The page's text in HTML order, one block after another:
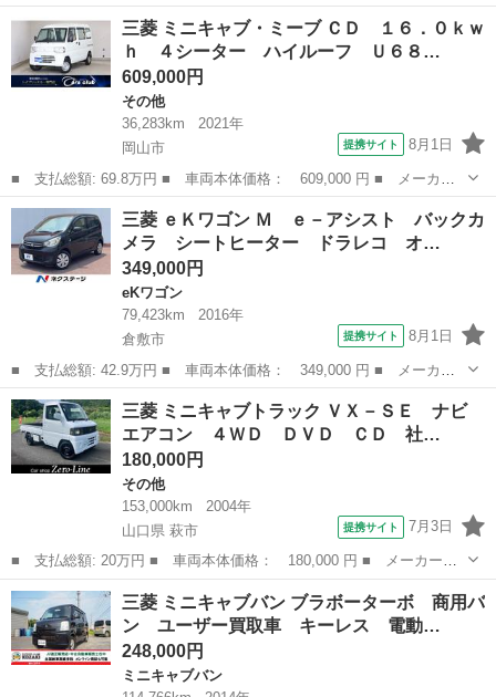
名： 三菱 ■ 車種名： ｅＫカスタム ■ グレード名： Ｔ イン
タークーラターボ ナビ、純正バックモニター・プッシュスタート・
キーレス・純...
岡山 総社市 その他
三菱 ミニキャブ・ミーブ ＣＤ １６．０ｋｗ
ｈ ４シーター ハイルーフ Ｕ６８…
609,000円
その他
36,283km
2021年
岡山市
提携サイト 8月1日
■ 支払総額: 69.8万円 ■ 車両本体価格： 609,000 円 ■ メーカー
名： 三菱 ■ 車種名： ミニキャブ・ミーブ ■ グレード名： Ｃ
Ｄ １６．０ｋｗｈ ４シーター ハイルーフ Ｕ６８Ｖ 残存率測
定済み８７．...
岡山 岡山市 その他
三菱 ｅＫワゴン Ｍ ｅ－アシスト バックカ
メラ シートヒーター ドラレコ オ…
349,000円
eKワゴン
79,423km
2016年
倉敷市
提携サイト 8月1日
■ 支払総額: 42.9万円 ■ 車両本体価格： 349,000 円 ■ メーカー
名： 三菱 ■ 車種名： ｅＫワゴン ■ グレード名： Ｍ ｅ－ア
シスト バックカメラ シートヒーター ドラレコ オートエアコ
ン Ｂｌｕｅｔ...
岡山 倉敷市 eKワゴン
三菱 ミニキャブトラック ＶＸ－ＳＥ ナビ
エアコン ４ＷＤ ＤＶＤ ＣＤ 社…
180,000円
その他
153,000km
2004年
山口県 萩市
提携サイト 7月3日
■ 支払総額: 20万円 ■ 車両本体価格： 180,000 円 ■ メーカー
名： 三菱 ■ 車種名： ミニキャブトラック ■ グレード名： Ｖ
Ｘ－ＳＥ ナビ エアコン ４ＷＤ ＤＶＤ ＣＤ 社外ステアリン
グ ■ 排気量：...
山口 萩市 その他
三菱 ミニキャブバン ブラボーターボ 商用バ
ン ユーザー買取車 キーレス 電動…
248,000円
ミニキャブバン